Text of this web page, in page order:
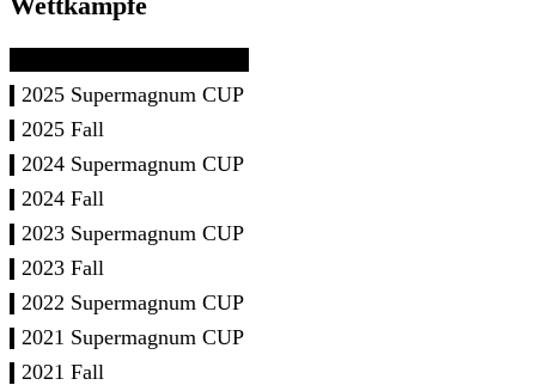
2025 Supermagnum CUP
2025 Fall
2024 Supermagnum CUP
2024 Fall
2023 Supermagnum CUP
2023 Fall
2022 Supermagnum CUP
2021 Supermagnum CUP
2021 Fall